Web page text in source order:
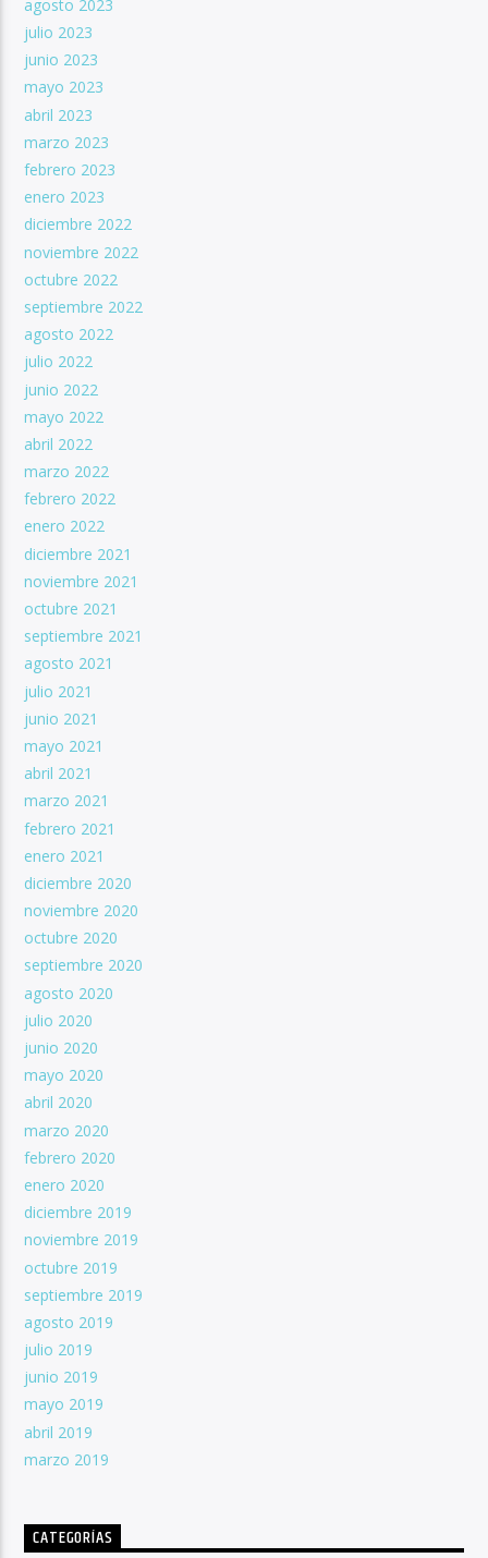
agosto 2023
julio 2023
junio 2023
mayo 2023
abril 2023
marzo 2023
febrero 2023
enero 2023
diciembre 2022
noviembre 2022
octubre 2022
septiembre 2022
agosto 2022
julio 2022
junio 2022
mayo 2022
abril 2022
marzo 2022
febrero 2022
enero 2022
diciembre 2021
noviembre 2021
octubre 2021
septiembre 2021
agosto 2021
julio 2021
junio 2021
mayo 2021
abril 2021
marzo 2021
febrero 2021
enero 2021
diciembre 2020
noviembre 2020
octubre 2020
septiembre 2020
agosto 2020
julio 2020
junio 2020
mayo 2020
abril 2020
marzo 2020
febrero 2020
enero 2020
diciembre 2019
noviembre 2019
octubre 2019
septiembre 2019
agosto 2019
julio 2019
junio 2019
mayo 2019
abril 2019
marzo 2019
CATEGORÍAS